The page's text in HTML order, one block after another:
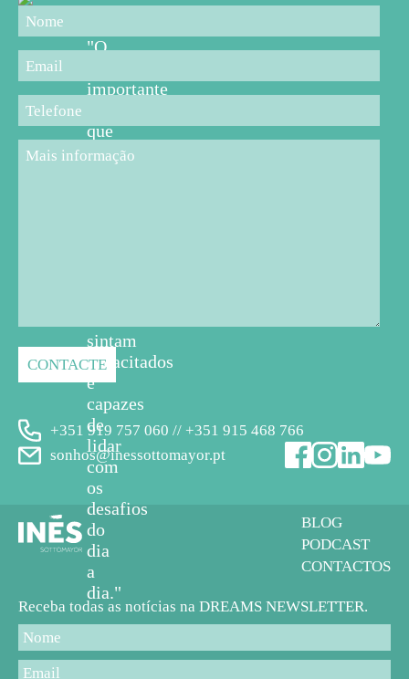
"O
importante
que
os
sintam
capacitados
e
capazes
de
lidar
com
os
desafios
do
dia
a
dia."
+351 919 757 060 // +351 915 468 766
sonhos@inessottomayor.pt
Receba todas as notícias na DREAMS NEWSLETTER.
BLOG
PODCAST
CONTACTOS